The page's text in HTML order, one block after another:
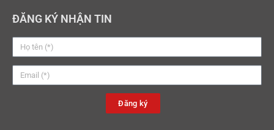
ĐĂNG KÝ NHẬN TIN
Đăng ký